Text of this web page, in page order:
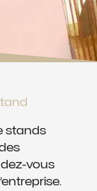
stands
vous